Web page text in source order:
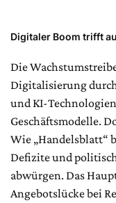
Digitaler Boom trifft
Die
Digitalisierung
und KI-
Geschäftsmodelle.
Wie „Handelsblatt“
Defizite und
abwürgen. Das
Angebotslücke bei